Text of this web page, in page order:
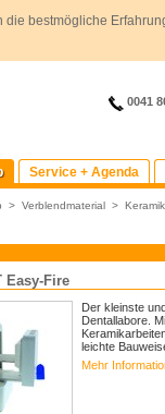
bestmögliche
0041
Service + Agenda
> Verblendmaterial >
Easy-Fire
Der kleinste
Dentallabore.
leichte
Mehr